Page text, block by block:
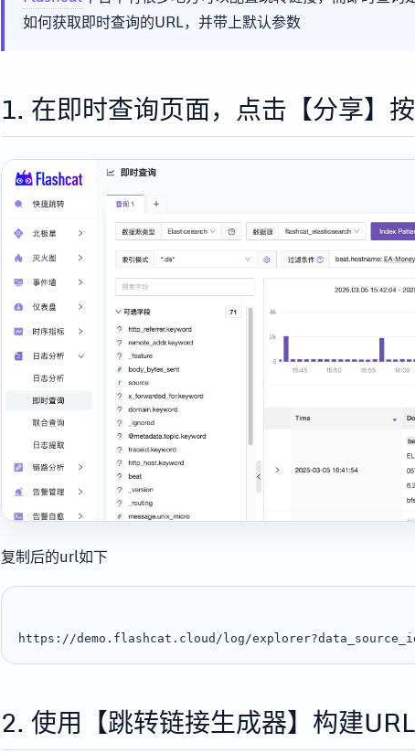
如何获取即时查询的URL，并带上默认参数
1. 在即时查询页面，点击【分享】
复制后的url如下
2. 使用【跳转链接生成器】构建URL